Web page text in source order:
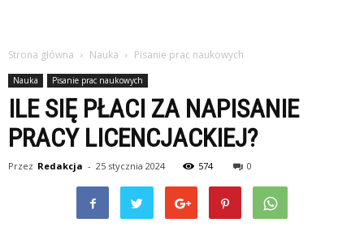
Strona główna Nauka Pisanie prac naukowych
Nauka Pisanie prac naukowych
ILE SIĘ PŁACI ZA NAPISANIE
PRACY LICENCJACKIEJ?
Przez Redakcja - 25 stycznia 2024 574 0